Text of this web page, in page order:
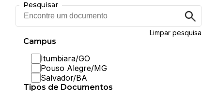
Pesquisar
Encontre
um
documento
Limpar pesquisa
Campus
Itumbiara/GO
Pouso Alegre/MG
Salvador/BA
Tipos de Documentos